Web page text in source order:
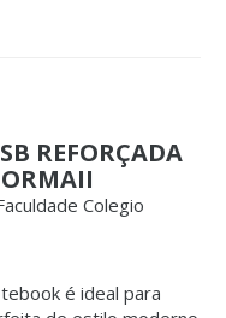
REFORÇADA
Colegio
é ideal para